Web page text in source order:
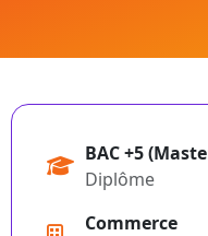
BAC +5
Diplôme
Commerce